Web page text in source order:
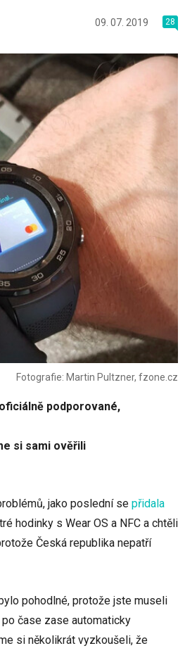
09. 07. 2019 28
Fotografie: Martin Pultzner, fzone.cz
podporované,
si sami ověřili
jako poslední se přidala
hodinky s Wear OS a NFC a chtěli
Česká republika nepatří
pohodlné, protože jste museli
čase zase automaticky
si několikrát vyzkoušeli, že